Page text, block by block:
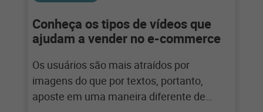
Conheça os tipos de vídeos que
ajudam a vender no e-commerce
Os usuários são mais atraídos por
imagens do que por textos, portanto,
aposte em uma maneira diferente de